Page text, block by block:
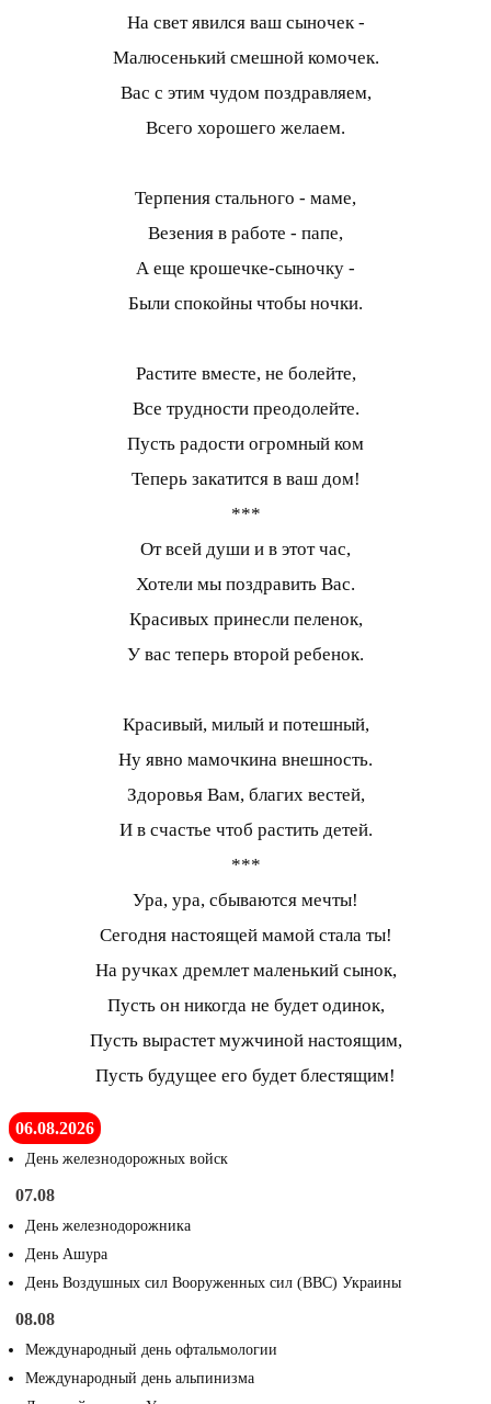
На свет явился ваш сыночек -
Малюсенький смешной комочек.
Вас с этим чудом поздравляем,
Всего хорошего желаем.
Терпения стального - маме,
Везения в работе - папе,
А еще крошечке-сыночку -
Были спокойны чтобы ночки.
Растите вместе, не болейте,
Все трудности преодолейте.
Пусть радости огромный ком
Теперь закатится в ваш дом!
***
От всей души и в этот час,
Хотели мы поздравить Вас.
Красивых принесли пеленок,
У вас теперь второй ребенок.
Красивый, милый и потешный,
Ну явно мамочкина внешность.
Здоровья Вам, благих вестей,
И в счастье чтоб растить детей.
***
Ура, ура, сбываются мечты!
Сегодня настоящей мамой стала ты!
На ручках дремлет маленький сынок,
Пусть он никогда не будет одинок,
Пусть вырастет мужчиной настоящим,
Пусть будущее его будет блестящим!
06.08.2026
День железнодорожных войск
07.08
День железнодорожника
День Ашура
День Воздушных сил Вооруженных сил (ВВС) Украины
08.08
Международный день офтальмологии
Международный день альпинизма